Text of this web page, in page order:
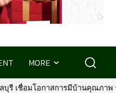
MORE
สการมีบ้านคุณภาพ รองรับการเติ